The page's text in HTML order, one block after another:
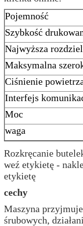
Pojemność
Szybkość
Najwyższa
Maksymalna
Ciśnienie
Interfejs
Moc
waga
Rozkręcanie
weź etykietę -
etykietę
cechy
Maszyna
śrubowych,